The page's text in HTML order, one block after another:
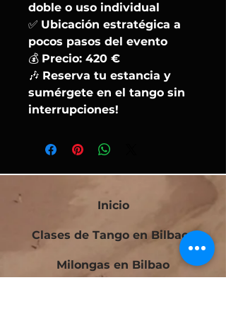
doble o uso individual
✅ Ubicación estratégica a
pocos pasos del evento
💰 Precio: 420 €
🎶 Reserva tu estancia y
sumérgete en el tango sin
interrupciones!
Inicio
Clases de Tango en Bilbao
Milongas en Bilbao